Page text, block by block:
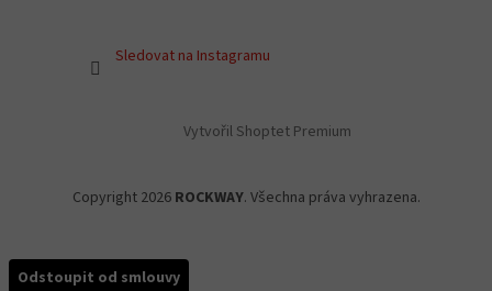
Sledovat na Instagramu
Vytvořil Shoptet Premium
Copyright 2026 ROCKWAY. Všechna práva vyhrazena.
Odstoupit od smlouvy